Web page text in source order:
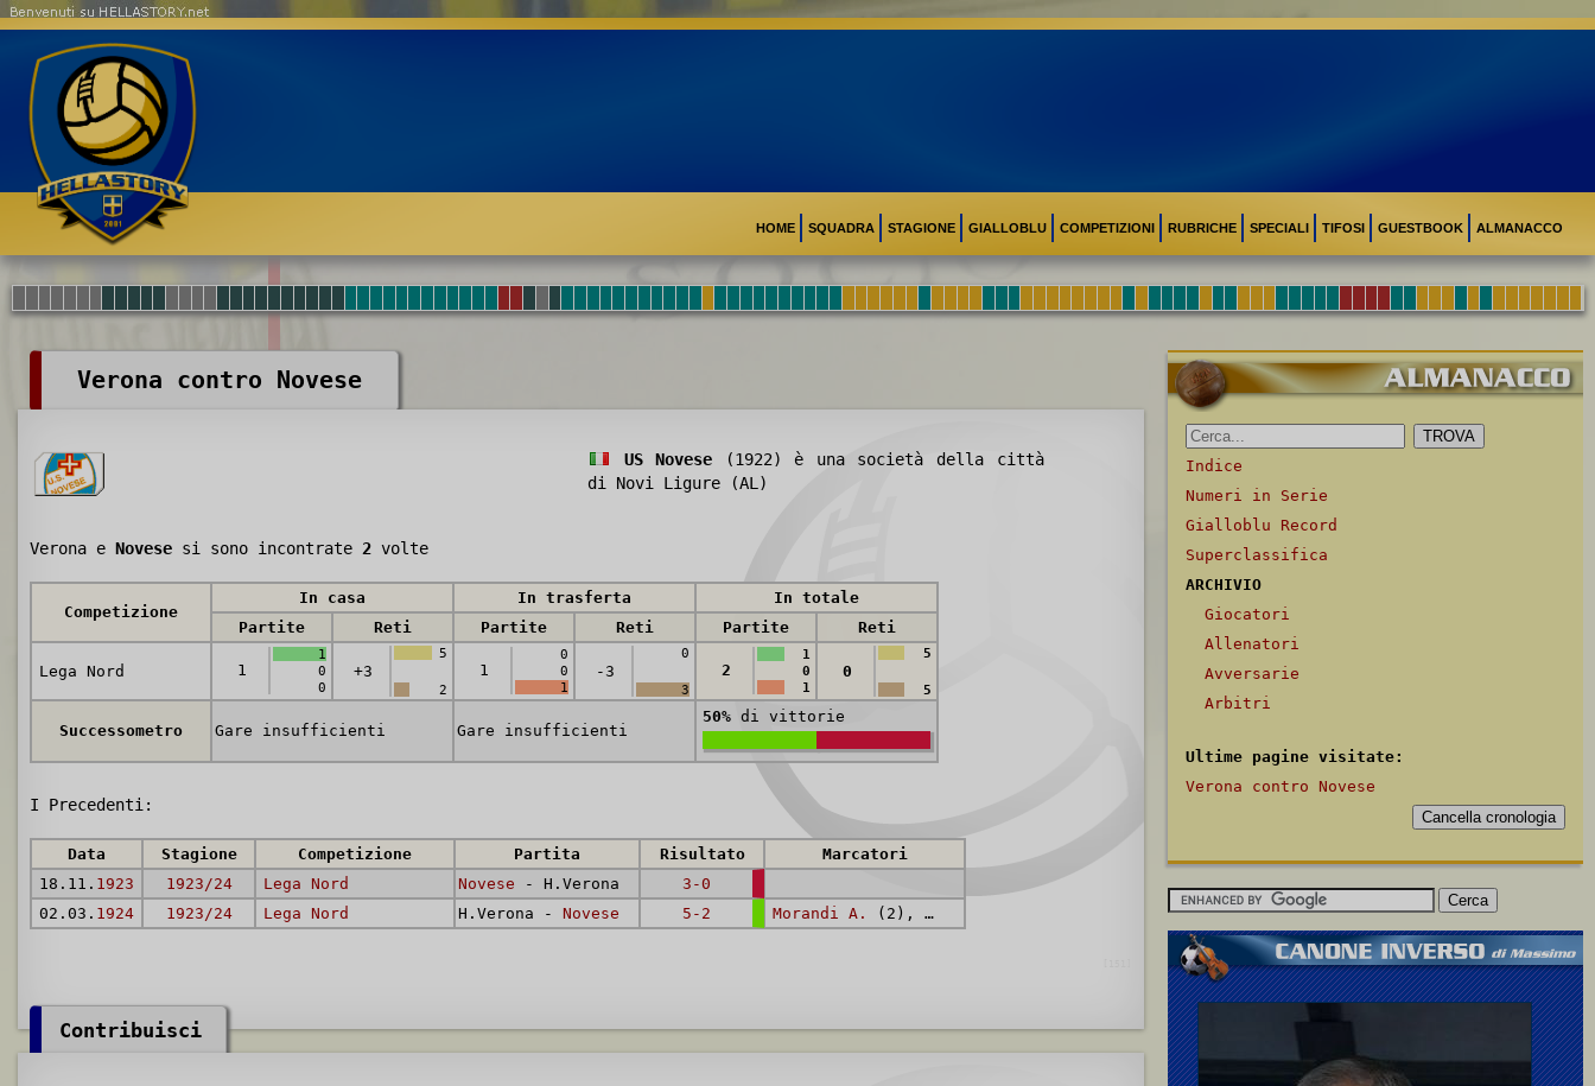
HOME SQUADRA STAGIONE GIALLOBLU COMPETIZIONI RUBRICHE SPECIALI TIFOSI GUESTBOOK ALMANACCO
Benvenuti su HELLASTORY.net
Verona contro Novese
US Novese (1922) è una società della città
di Novi Ligure (AL)
Verona e Novese si sono incontrate 2 volte
Competizione
In casa In trasferta
In totale
Partite
Reti Partite Reti Partite Reti
Lega Nord 1
1
0
0
+3
5
2
1
0
0
1
-3
0
3
2
1
0
1
0
5
5
Successometro Gare insufficienti Gare insufficienti
50% di vittorie
I Precedenti:
Data Stagione Competizione Partita Risultato
Marcatori
18.11. 1923 1923/24 Lega Nord Novese - H.Verona
3-0
02.03. 1924 1923/24 Lega Nord H.Verona - Novese 5-2 Morandi A. (2), Zacchero Bottacini R.(rig.)
Contribuisci
Indice
Numeri in Serie
Gialloblu Record
Superclassifica
ARCHIVIO
Giocatori
Allenatori
Avversarie
Arbitri
Ultime pagine visitate:
Verona contro Novese